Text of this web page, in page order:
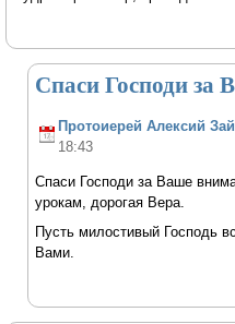
Спаси Господи за
Протоиерей Алексий
18:43
Спаси Господи за Ваше
урокам, дорогая Вера.
Пусть милостивый Господь
Вами.